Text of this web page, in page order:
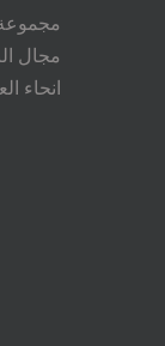
مجال
انحاء